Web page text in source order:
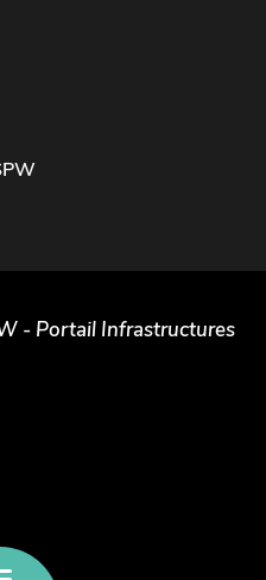
- Portail Infrastructures